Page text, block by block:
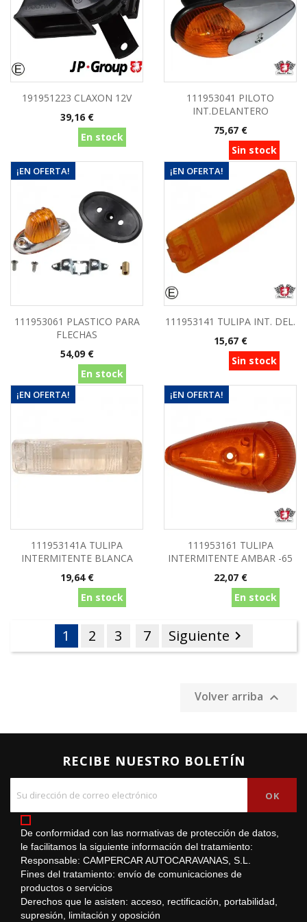
191951223 CLAXON 12V
En stock
Precio
39,16 €
111953041 PILOTO
INT.DELANTERO
Sin stock
Precio
75,67 €
¡EN OFERTA!
111953061 PLASTICO PARA
FLECHAS
En stock
Precio
54,09 €
¡EN OFERTA!
111953141 TULIPA INT. DEL.
Sin stock
Precio
15,67 €
¡EN OFERTA!
111953141A TULIPA
INTERMITENTE BLANCA
En stock
Precio
19,64 €
¡EN OFERTA!
111953161 TULIPA
INTERMITENTE AMBAR -65
En stock
Precio
22,07 €
1 2 3 7 Siguiente 
Volver arriba 
RECIBE NUESTRO BOLETÍN
De conformidad con las normativas de protección de datos,
le facilitamos la siguiente información del tratamiento:
Responsable: CAMPERCAR AUTOCARAVANAS, S.L.
Fines del tratamiento: envío de comunicaciones de
productos o servicios
Derechos que le asisten: acceso, rectificación, portabilidad,
supresión, limitación y oposición